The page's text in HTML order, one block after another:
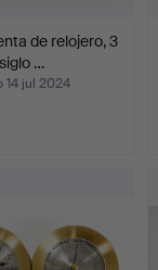
de relojero, 3
…
14 jul 2024